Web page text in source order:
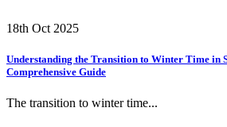
18th Oct 2025
Understanding the Transition to Winter Time in
Comprehensive Guide
The transition to winter time...